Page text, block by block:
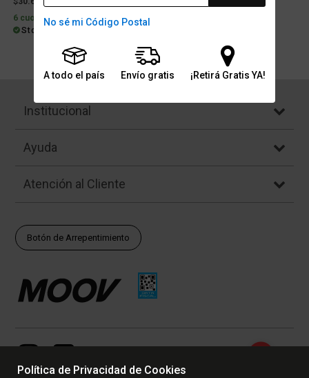
No sé mi Código Postal
A todo el país Envío gratis ¡Retirá Gratis YA!
6 cuotas con interés de $6.769
Stock para envío
Institucional
Ayuda
Atención al Cliente
Botón de Arrepentimiento
Política de Privacidad de Cookies